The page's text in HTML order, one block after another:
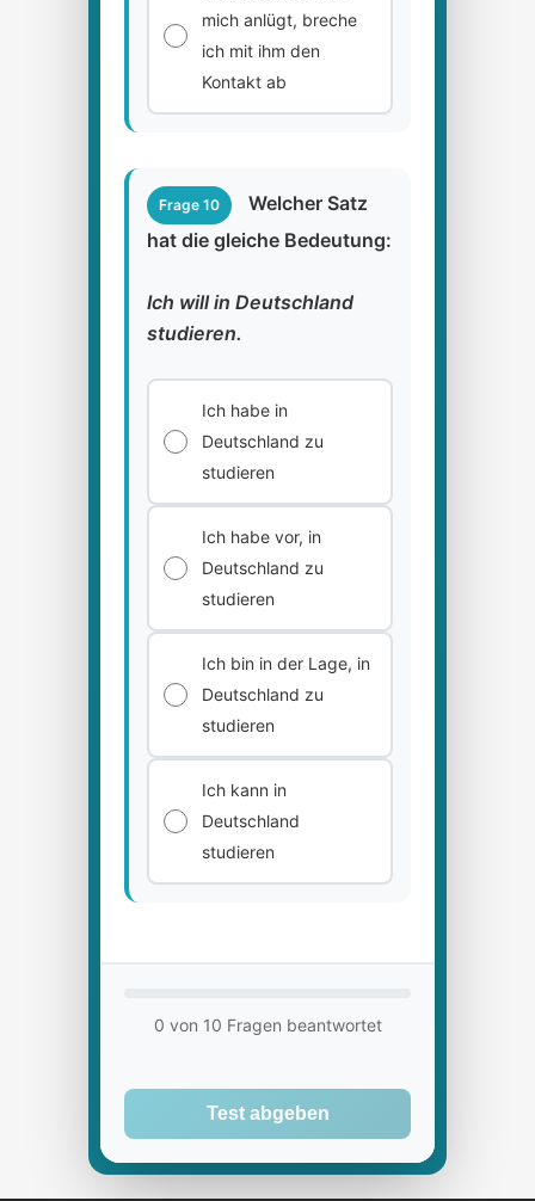
mich anlügt, breche
ich mit ihm den
Kontakt ab
Frage 10
Welcher Satz
hat die gleiche Bedeutung:
Ich will in Deutschland
studieren.
Ich habe in
Deutschland zu
studieren
Ich habe vor, in
Deutschland zu
studieren
Ich bin in der Lage, in
Deutschland zu
studieren
Ich kann in
Deutschland
studieren
0 von 10 Fragen beantwortet
Test abgeben